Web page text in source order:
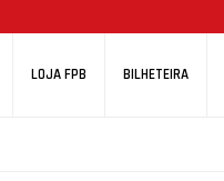
LOJA FPB BILHETEIRA